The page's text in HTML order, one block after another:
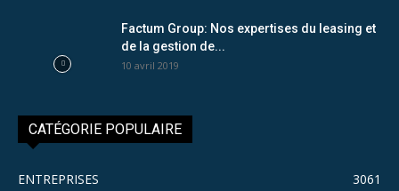
Factum Group: Nos expertises du leasing et
de la gestion de...
10 avril 2019
CATÉGORIE POPULAIRE
ENTREPRISES
3061